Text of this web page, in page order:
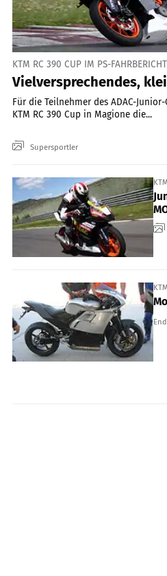
KTM RC 390 CUP IM PS-FAHRBERICHT
Vielversprechendes,
Für die Teilnehmer des ADAC-
KTM RC 390 Cup in Magione die...
Supersportler